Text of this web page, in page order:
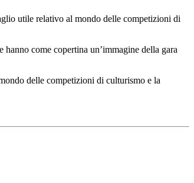
utile relativo al mondo delle competizioni di
come copertina un’immagine della gara
delle competizioni di culturismo e la